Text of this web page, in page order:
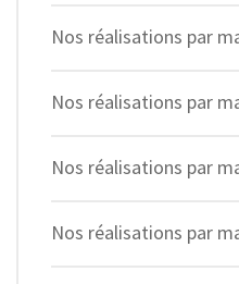
Nos réalisations par
Nos réalisations par
Nos réalisations par
Nos réalisations par